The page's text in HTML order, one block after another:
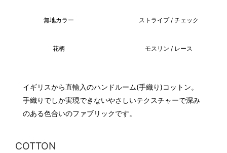
無地カラー ストライプ / チェック
花柄 モスリン / レース
イギリスから直輸入のハンドルーム(手織り)コットン。
手織りでしか実現できないやさしいテクスチャーで深み
のある色合いのファブリックです。
COTTON